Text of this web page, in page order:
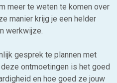
meer te weten te komen over
manier krijg je een helder
werkwijze.
gesprek te plannen met
ontmoetingen is het goed
en hoe goed ze jouw